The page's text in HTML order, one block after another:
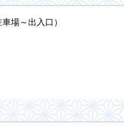
場～出入口）